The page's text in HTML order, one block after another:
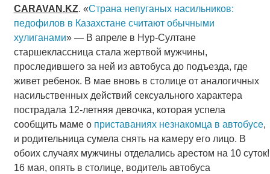
CARAVAN .KZ. «Страна непуганых насильников:
педофилов в Казахстане считают обычными
хулиганами» — В апреле в Нур-Султане
старшеклассница стала жертвой мужчины,
проследившего за ней из автобуса до подъезда, где
живет ребенок. В мае вновь в столице от аналогичных
насильственных действий сексуального характера
пострадала 12-летняя девочка, которая успела
сообщить маме о приставаниях незнакомца в автобусе,
и родительница сумела снять на камеру его лицо. В
обоих случаях мужчины отделались арестом на 10 суток!
16 мая, опять в столице, водитель автобуса